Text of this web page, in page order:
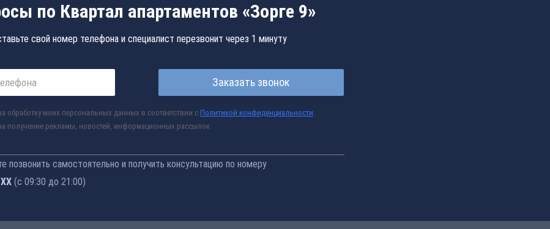
по Квартал апартаментов «Зорге 9»
свой номер телефона и специалист перезвонит через 1 минуту
Заказать звонок
обработку моих персональных данных в соответствии с Политикой конфиденциальности
получение рекламы, новостей, информационных рассылок
самостоятельно и получить консультацию по номеру
(с 09:30 до 21:00)